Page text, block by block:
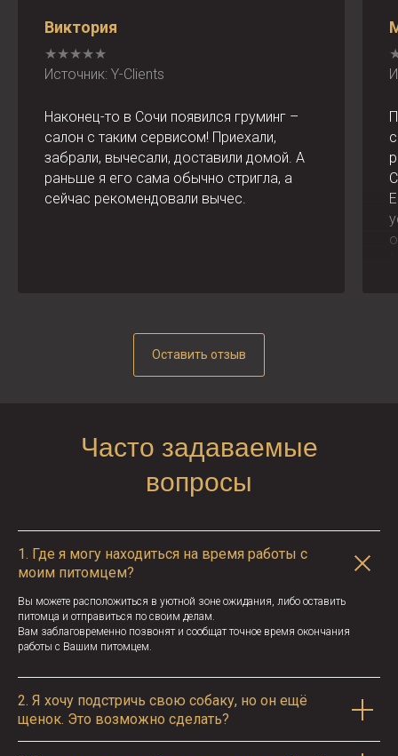
Виктория
★★★★★
Источник: Y-Clients
Наконец-то в Сочи появился груминг –
салон с таким сервисом! Приехали,
забрали, вычесали, доставили домой. А
раньше я его сама обычно стригла, а
сейчас рекомендовали вычес.
Оставить отзыв
Часто задаваемые
вопросы
1. Где я могу находиться на время работы с
моим питомцем?
Вы можете расположиться в уютной зоне ожидания, либо оставить
питомца и отправиться по своим делам.
Вам заблаговременно позвонят и сообщат точное время окончания
работы с Вашим питомцем.
2. Я хочу подстричь свою собаку, но он ещё
щенок. Это возможно сделать?